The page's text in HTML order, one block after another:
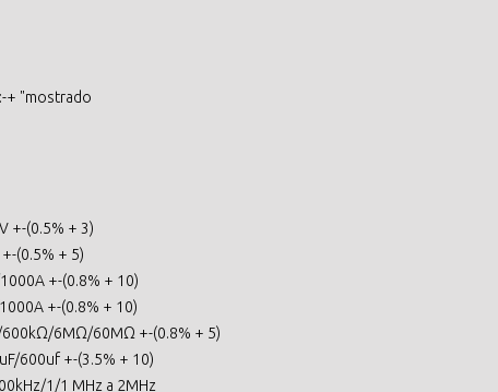
+ "mostrado
+-(0.5% + 3)
(0.5% + 5)
+-(0.8% + 10)
+-(0.8% + 10)
6MΩ/60MΩ +-(0.8% + 5)
600uf +-(3.5% + 10)
1/1 MHz a 2MHz